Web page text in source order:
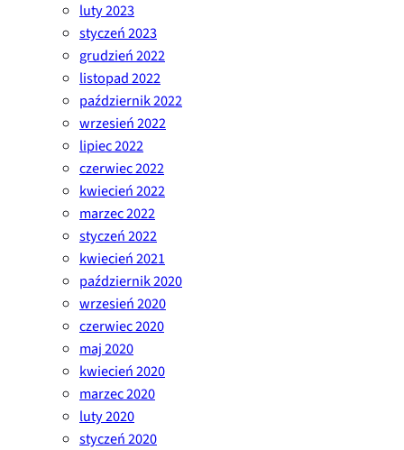
luty 2023
styczeń 2023
grudzień 2022
listopad 2022
październik 2022
wrzesień 2022
lipiec 2022
czerwiec 2022
kwiecień 2022
marzec 2022
styczeń 2022
kwiecień 2021
październik 2020
wrzesień 2020
czerwiec 2020
maj 2020
kwiecień 2020
marzec 2020
luty 2020
styczeń 2020